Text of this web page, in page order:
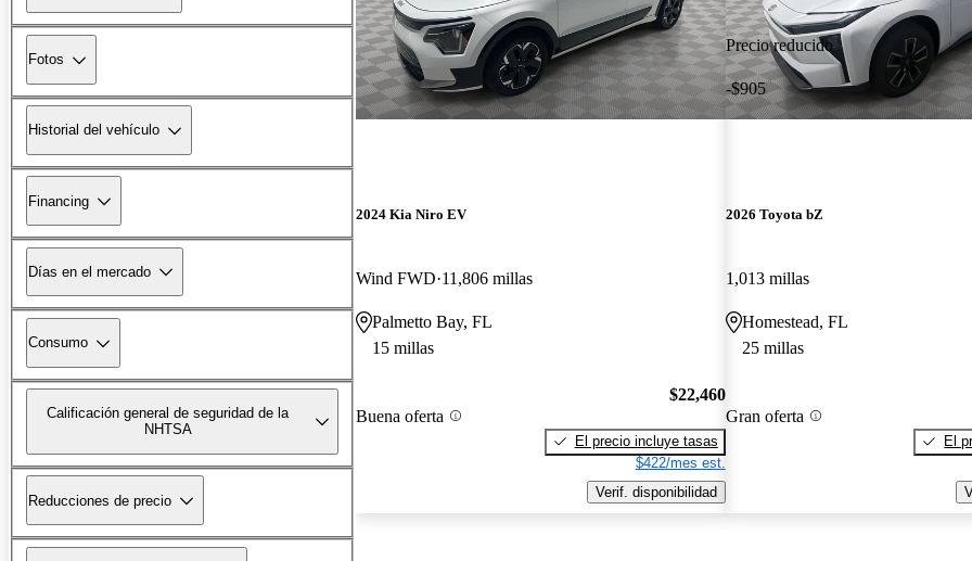
Fotos
Historial del vehículo
Financing
Días en el mercado
Consumo
Calificación general de seguridad de la
NHTSA
Reducciones de precio
2024 Kia Niro EV
Wind FWD 11,806 millas
Palmetto Bay, FL
15 millas
Buena oferta
$22,460
El precio incluye tasas
$422/mes est.
Verif. disponibilidad
Precio reducido
-$905
2026 Toyota bZ
1,013 millas
Homestead, FL
25 millas
Gran oferta
El